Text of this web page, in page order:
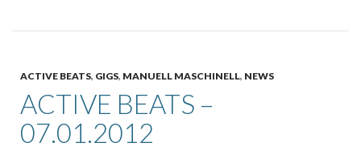
ACTIVE BEATS, GIGS, MANUELL MASCHINELL, NEWS
ACTIVE BEATS –
07.01.2012